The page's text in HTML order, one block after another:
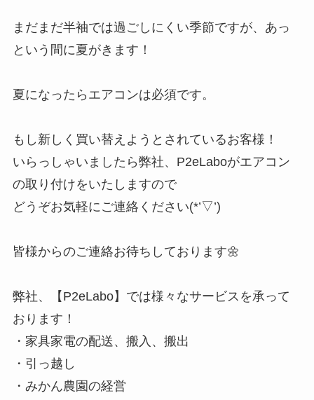
まだまだ半袖では過ごしにくい季節ですが、あっ
という間に夏がきます！
夏になったらエアコンは必須です。
もし新しく買い替えようとされているお客様！
いらっしゃいましたら弊社、P2eLaboがエアコン
の取り付けをいたしますので
どうぞお気軽にご連絡ください(*’▽’)
皆様からのご連絡お待ちしております🌼
弊社、【P2eLabo】では様々なサービスを承って
おります！
・家具家電の配送、搬入、搬出
・引っ越し
・みかん農園の経営